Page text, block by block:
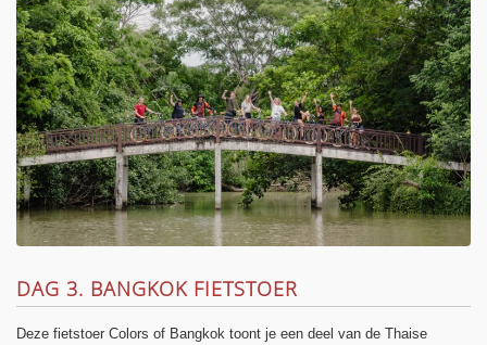
DAG 3. BANGKOK FIETSTOER
Deze fietstoer Colors of Bangkok toont je een deel van de Thaise